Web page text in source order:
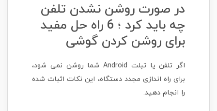
در صورت روشن نشدن تلفن
چه باید کرد ؛ 6 راه حل مفید
برای روشن کردن گوشی
اگر تلفن یا تبلت Android شما روشن نمی شود،
برای راه اندازی مجدد دستگاه، این نکات اثبات شده
را انجام دهید.